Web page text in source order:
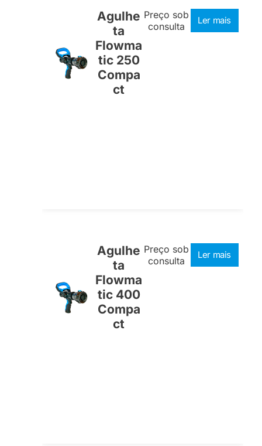
Agulhe
ta
Flowma
tic 250
Compa
ct
Preço sob
consulta
Ler mais
Agulhe
ta
Flowma
tic 400
Compa
ct
Preço sob
consulta
Ler mais